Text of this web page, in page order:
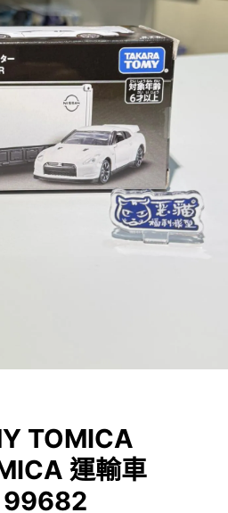
TOMICA
運輸車
99682